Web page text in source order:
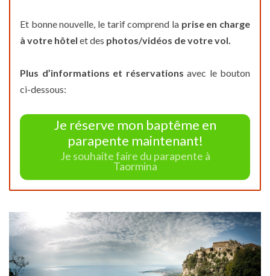
Et bonne nouvelle, le tarif comprend la prise en charge
à votre hôtel et des photos/vidéos de votre vol.
Plus d’informations et réservations avec le bouton
ci-dessous:
Je réserve mon baptême en
parapente maintenant!
Je souhaite faire du parapente à
Taormina